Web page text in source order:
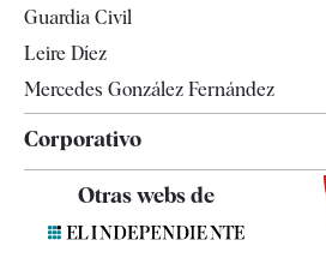
Guardia Civil
Leire Díez
Mercedes González Fernández
Corporativo
Contacto
Otras webs de